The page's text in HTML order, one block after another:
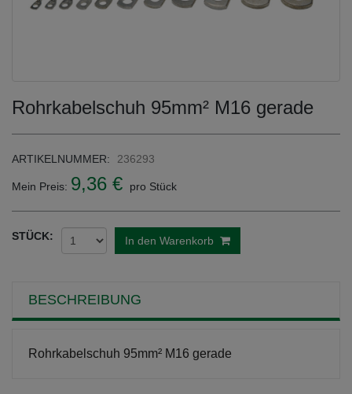
Rohrkabelschuh 95mm² M16 gerade
ARTIKELNUMMER: 236293
Mein Preis: 9,36 € pro Stück
STÜCK: In den Warenkorb
BESCHREIBUNG
Rohrkabelschuh 95mm² M16 gerade